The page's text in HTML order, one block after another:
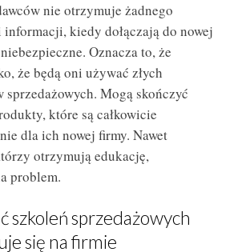
nie otrzymuje żadnego
informacji, kiedy dołączają do nowej
Oznacza to, że
że będą oni używać złych
sprzedażowych. Mogą skończyć
które są całkowicie
dla ich nowej firmy. Nawet
otrzymują edukację,
problem.
szkoleń sprzedażowych
się na firmie